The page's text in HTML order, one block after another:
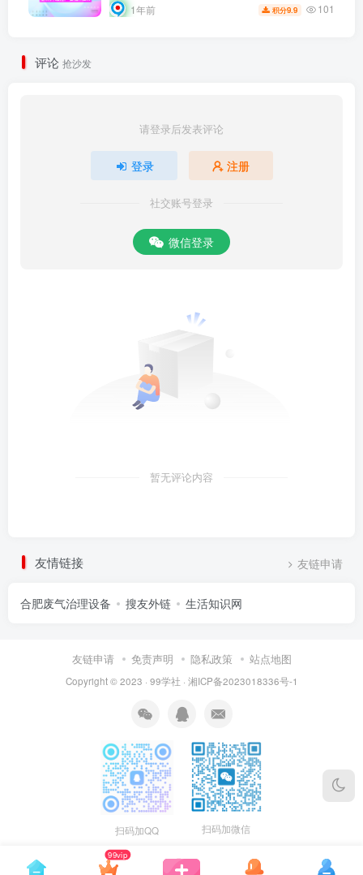
1年前 积分9.9 101
评论 抢沙发
请登录后发表评论
登录 注册
社交账号登录
微信登录
暂无评论内容
友情链接 友链申请
合肥废气治理设备 搜友外链 生活知识网
友链申请 免责声明 隐私政策 站点地图
Copyright © 2023 · 99学社 · 湘ICP备2023018336号-1
扫码加QQ 扫码加微信
99vip